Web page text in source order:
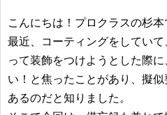
こんにちは！プロクラスの杉本
最近、コーティングをしてい
って装飾をつけようとした際
い！と焦ったことがあり、擬
あるのだと知りました。